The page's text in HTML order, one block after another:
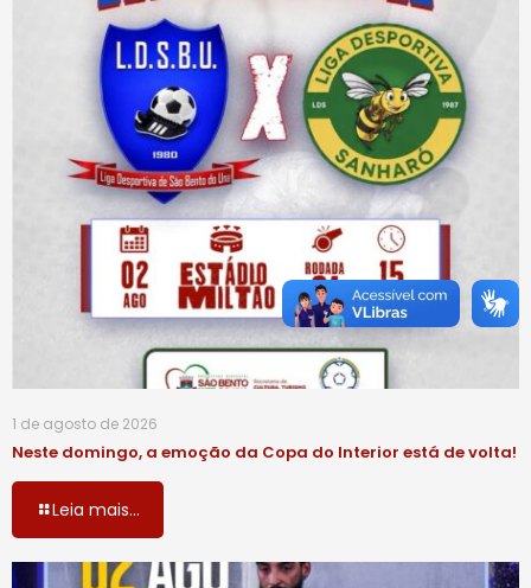
1 de agosto de 2026
Neste domingo, a emoção da Copa do Interior está de volta!
Leia mais...